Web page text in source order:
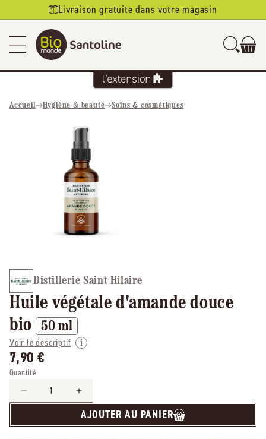
Ignorer et
passer au Livraison gratuite dans votre magasin
Accueil Hygiène & beauté Soins & cosmétiques
Distillerie Saint Hilaire
Huile végétale d'amande douce
bio
50 ml
Voir le descriptif
7,90 €
Quantité
Réduire
Augmenter
la
quantité
AJOUTER AU PANIER